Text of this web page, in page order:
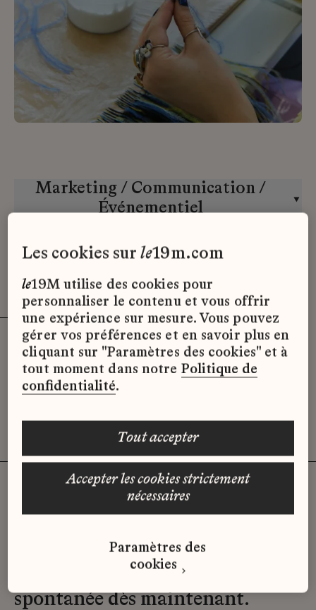
Marketing / Communication /
Événementiel
Stage
Effacer les filtres (3) x
Désolé, il semble qu’il n’y ait pas
d’offres d’emploi disponibles pour le
moment.
qui correspond à votre profil ?
Envoyez-nous votre candidature
spontanée dès maintenant.
les cookies surle19m.com
le19M utilise des cookies pour
personnaliser le contenu et vous offrir
une expérience sur mesure. Vous pouvez
gérer vos préférences et en savoir plus en
cliquant sur "Paramètres des cookies" et à
tout moment dans notre Politique de
confidentialité.
accepter les cookies strictement
nécessaires
tout accepter
Paramètres des
cookies